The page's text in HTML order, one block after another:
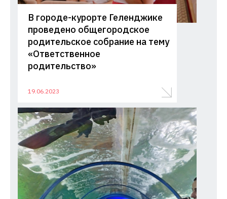
В городе-курорте Геленджике
проведено общегородское
родительское собрание на тему
«Ответственное
родительство»
19.06.2023